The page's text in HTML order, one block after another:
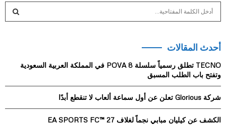
c
f
o
:
C
أحدث المقالات
TECNO تطلق رسمياً سلسلة POVA 8 في المملكة العربية السعودية
وتفتح باب الطلب المسبق
شركة Glorious تعلن عن أول سماعة ألعاب لا تنقطع أبدًا
الكشف عن كيليان مبابي نجماً لغلاف EA SPORTS FC™ 27